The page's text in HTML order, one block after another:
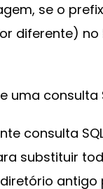
se o
diferente)
uma consulta
consulta
substituir
antigo